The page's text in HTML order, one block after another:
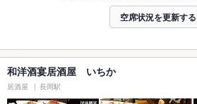
空席状況を更新する
和洋酒宴居酒屋 いちか
居酒屋 長岡駅